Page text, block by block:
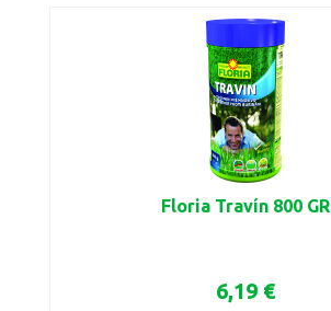
Floria Travín 800 GR
6,19 €